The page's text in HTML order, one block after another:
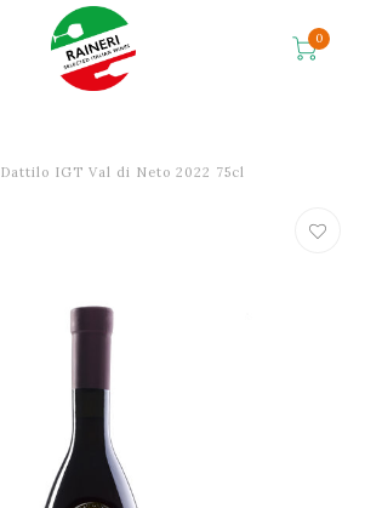
0
Dattilo IGT Val di Neto 2022 75cl